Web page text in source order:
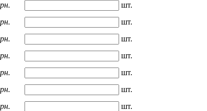
шт.
шт.
шт.
шт.
шт.
шт.
шт.